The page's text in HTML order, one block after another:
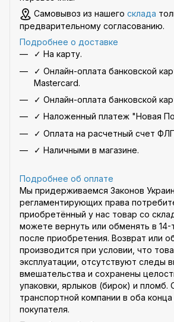
Самовывоз из нашего склада
предварительному согласованию.
Подробнее о доставке
✓ На карту.
✓ Онлайн-оплата банковской
Mastercard.
✓ Онлайн-оплата банковской
✓ Наложенный платеж "Новая
✓ Оплата на расчетный счет
✓ Наличными в магазине.
Подробнее об оплате
Мы придерживаемся Законов
регламентирующих права
приобретённый у нас товар со
можете вернуть или обменять в 14-
после приобретения. Возврат или
производится при условии, что
эксплуатации, отсутствуют следы
вмешательства и сохранены
упаковки, ярлыков (бирок) и пломб.
транспортной компании в оба
покупателя.